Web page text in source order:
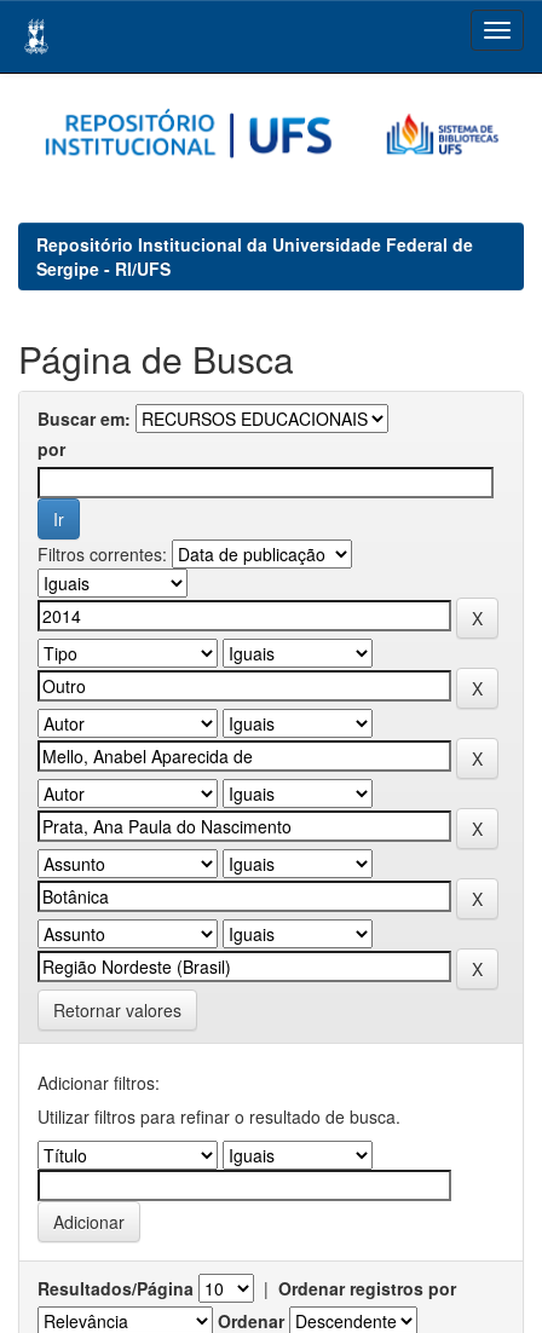
navigation
Repositório Institucional da Universidade Federal de
Sergipe - RI/UFS
Página de Busca
Buscar em:
por
Filtros correntes:
Retornar valores
Adicionar filtros:
Utilizar filtros para refinar o resultado de busca.
Resultados/Página | Ordenar registros por
Ordenar